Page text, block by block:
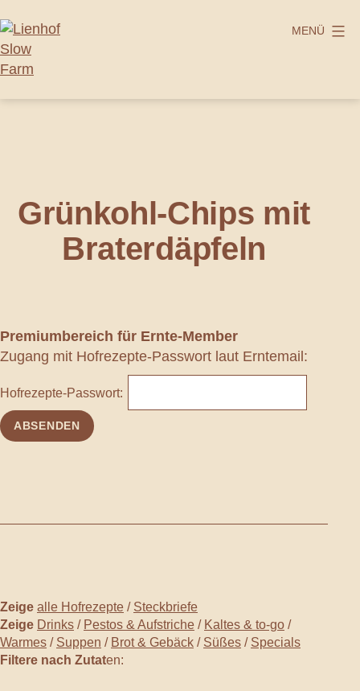
Inhalt
springen
MENÜ
Grünkohl-Chips mit
Braterdäpfeln
Premiumbereich für Ernte-Member
Zugang mit Hofrezepte-Passwort laut Erntemail:
Hofrezepte-Passwort:
Zeige alle Hofrezepte / Steckbriefe
Zeige Drinks / Pestos & Aufstriche / Kaltes & to-go /
Warmes / Suppen / Brot & Gebäck / Süßes / Specials
Filtere nach Zutaten: